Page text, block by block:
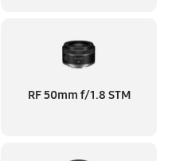
RF 50mm f/1.8 STM